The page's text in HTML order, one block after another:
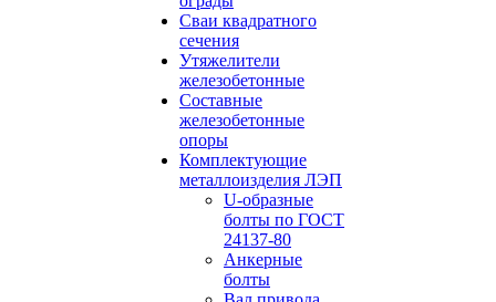
Сваи квадратного
сечения
Утяжелители
железобетонные
Составные
железобетонные
опоры
Комплектующие
металлоизделия ЛЭП
U-образные
болты по ГОСТ
24137-80
Анкерные
болты